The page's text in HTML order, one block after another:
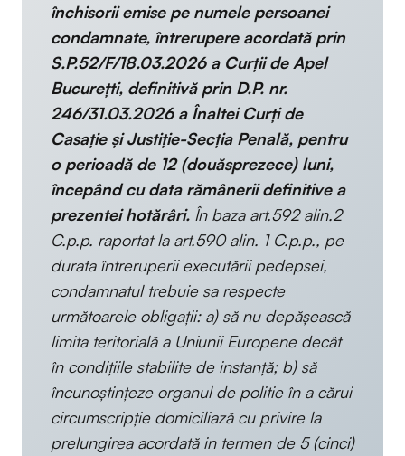
închisorii emise pe numele persoanei
condamnate, întrerupere acordată prin
S.P.52/F/18.03.2026 a Curții de Apel
Bucurețti, definitivă prin D.P. nr.
246/31.03.2026 a Înaltei Curți de
Casaţie și Justiție-Secția Penală, pentru
o perioadă de 12 (douăsprezece) luni,
începând cu data rămânerii definitive a
prezentei hotărâri. În baza art.592 alin.2
C.p.p. raportat la art.590 alin. 1 C.p.p., pe
durata întreruperii executării pedepsei,
condamnatul trebuie sa respecte
următoarele obligații: a) să nu depășească
limita teritorială a Uniunii Europene decât
în condițiile stabilite de instanță; b) să
încunoștințeze organul de politie în a cărui
circumscripție domiciliază cu privire la
prelungirea acordată in termen de 5 (cinci)